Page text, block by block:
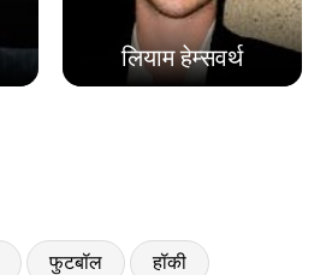
लियाम हेम्सवर्थ
फुटबॉल हॉकी